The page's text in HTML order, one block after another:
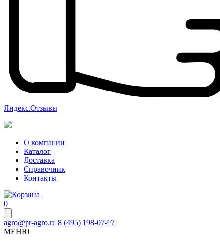
Яндекс.Отзывы
О компании
Каталог
Доставка
Справочник
Контакты
0
agro@pr-agro.ru 8 (495) 198-07-97
МЕНЮ